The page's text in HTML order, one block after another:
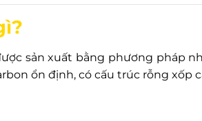
sản xuất bằng phương pháp
ổn định, có cấu trúc rỗng xốp